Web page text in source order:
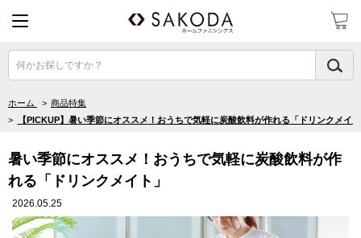
何かお探しですか？
ホーム > 商品特集
>
【PICKUP】暑い季節にオススメ！おうちで気軽に炭酸飲料が作れる「ドリンクメイ
暑い季節にオススメ！おうちで気軽に炭酸飲料が作
れる「ドリンクメイト」
2026.05.25